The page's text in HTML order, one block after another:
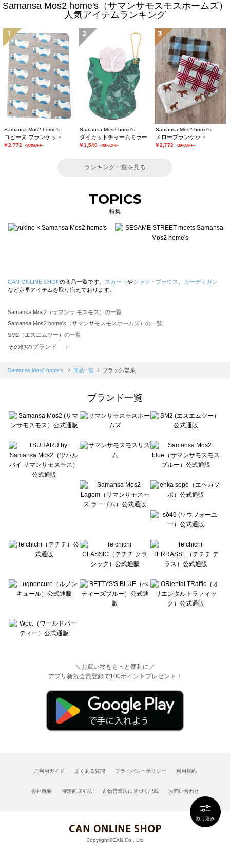
絞り込み
Samansa Mos2 home's（サマンサモスモスホームズ）
人気アイテムランキング
1
Samansa Mos2 home's
コピーヌ ブランケット
￥2,772 -30%OFF-
2
Samansa Mos2 home's
ダイカットチャームミラー
￥1,540 -30%OFF-
3
Samansa Mos2 home's
メローブランケット
￥2,772 -30%OFF-
ランキング一覧を見る
TOPICS
特集
CAN ONLINE SHOPの商品一覧です。 スカート やシャツ・ブラウス
カーディガン
など定番アイテムを取り揃えております。
Samansa Mos2（サマンサ モスモス）の一覧
Samansa Mos2 home's（サマンサモスモスホームズ）の一覧
SM2（エスエムツー）の一覧
TSUHARU by Samansa Mos2（ツハルバイサマンサモスモス）の一覧
Samansa Mos2 blue（サマンサモスモス ブルー）の一覧
Te chichi（テチチ）の一覧
Te chichi CLASSIC（テチチ クラシック）の一覧
Lugnoncure（ルノンキュール）の一覧
BETTY'S BLUE（べティーズブルー）の一覧
Wpc.（ワールドパーティー）の一覧
その他のブランド ＋
Samansa Mos2 home's 商品一覧 ブラック/黒系
ブランド一覧
＼お買い物をもっと便利に／
アプリ新規会員登録で100ポイントプレゼント！
ご利用ガイド よくある質問 プライバシーポリシー 利用規約
会社概要 特定商取引法 古物営業法に基づく記載 お問い合わせ
Copyright©CAN Co., Ltd